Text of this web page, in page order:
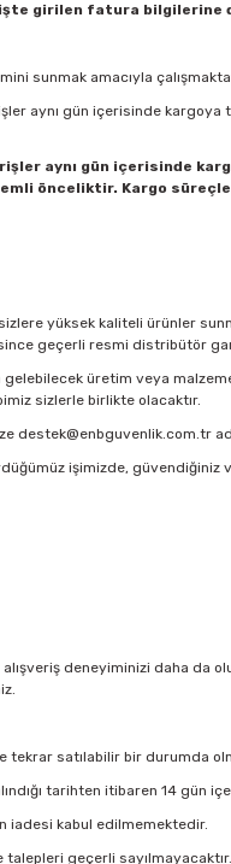
girilen fatura bilgilerine
sunmak amacıyla
aynı gün içerisinde
aynı gün içerisinde
önceliktir. Kargo
yüksek kaliteli ürünler
geçerli resmi distribütör
üretim veya
sizlerle birlikte olacaktır.
destek@enbguvenlik.com.tr
işimizde, güvendiğiniz
alışveriş deneyiminizi daha
tekrar satılabilir bir durumda
tarihten itibaren 14 gün
iadesi kabul edilmemektedir.
talepleri geçerli sayılmayacaktır.